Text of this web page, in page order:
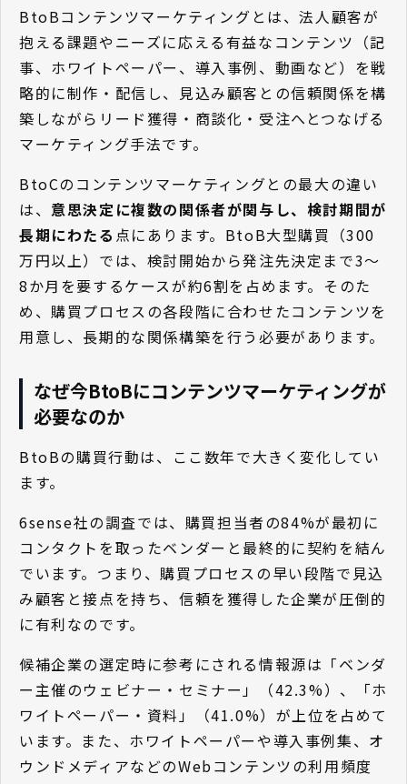
BtoBコンテンツマーケティングとは、法人顧客が
抱える課題やニーズに応える有益なコンテンツ（記
事、ホワイトペーパー、導入事例、動画など）を戦
略的に制作・配信し、見込み顧客との信頼関係を構
築しながらリード獲得・商談化・受注へとつなげる
マーケティング手法です。
BtoCのコンテンツマーケティングとの最大の違い
は、意思決定に複数の関係者が関与し、検討期間が
長期にわたる 点にあります。BtoB大型購買（300
万円以上）では、検討開始から発注先決定まで3〜
8か月を要するケースが約6割を占めます。そのた
め、購買プロセスの各段階に合わせたコンテンツを
用意し、長期的な関係構築を行う必要があります。
なぜ今BtoBにコンテンツマーケティングが
必要なのか
BtoBの購買行動は、ここ数年で大きく変化してい
ます。
6sense社の調査では、購買担当者の84%が最初に
コンタクトを取ったベンダーと最終的に契約を結ん
でいます。つまり、購買プロセスの早い段階で見込
み顧客と接点を持ち、信頼を獲得した企業が圧倒的
に有利なのです。
候補企業の選定時に参考にされる情報源は「ベンダ
ー主催のウェビナー・セミナー」（42.3%）、「ホ
ワイトペーパー・資料」（41.0%）が上位を占めて
います。また、ホワイトペーパーや導入事例集、オ
ウンドメディアなどのWebコンテンツの利用頻度